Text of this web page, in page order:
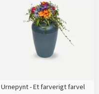
Urnepynt - Et farverigt farvel